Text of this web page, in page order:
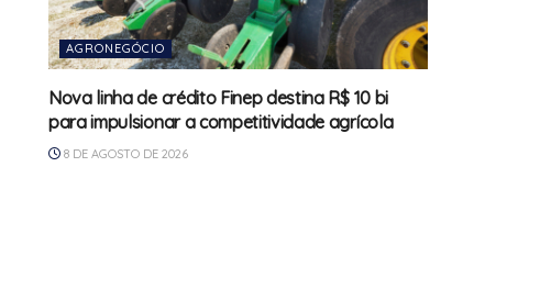
AGRONEGÓCIO
Nova linha de crédito Finep destina R$ 10 bi
para impulsionar a competitividade agrícola
8 DE AGOSTO DE 2026